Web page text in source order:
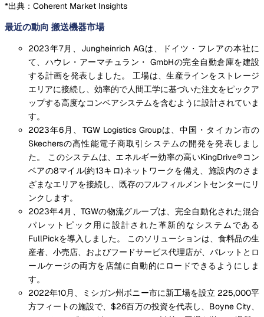
*出典：Coherent Market Insights
最近の動向 搬送機器市場
2023年7月、Jungheinrich AGは、ドイツ・フレアの本社に
て、ハウレ・アーマチュラン・ GmbHの完全自動倉庫を建設
する計画を発表しました。 工場は、生産ラインをストレージ
エリアに接続し、効率的で人間工学に基づいた注文をピックア
ップする高度なコンベアシステムを含むように設計されていま
す。
2023年6月、TGW Logistics Groupは、中国・タイカン市の
Skechersの高性能電子商取引システムの開発を発表しまし
た。 このシステムは、エネルギー効率の高いKingDrive®コン
ベアの8マイル(約13キロ)ネットワークを備え、施設内のさま
ざまなエリアを接続し、既存のフルフィルメントセンターにリ
ンクします。
2023年4月、TGWの物流グループは、完全自動化された混合
パレットピック用に設計された革新的なシステムである
FullPickを導入しました。 このソリューションは、食料品の生
産者、小売店、およびフードサービス代理店が、パレットとロ
ールケージの両方を店舗に自動的にロードできるようにしま
す。
2022年10月、ミシガン州ボニー市に新工場を設立 225,000平
方フィートの施設で、$26百万の投資を代表し、Boyne City、